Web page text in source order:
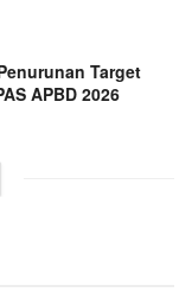
Target
APBD 2026